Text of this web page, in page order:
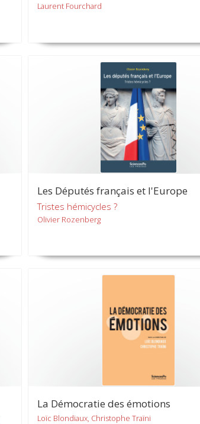
Laurent Fourchard
Les Députés français et l'Europe
Tristes hémicycles ?
Olivier Rozenberg
La Démocratie des émotions
Loïc Blondiaux, Christophe Traïni